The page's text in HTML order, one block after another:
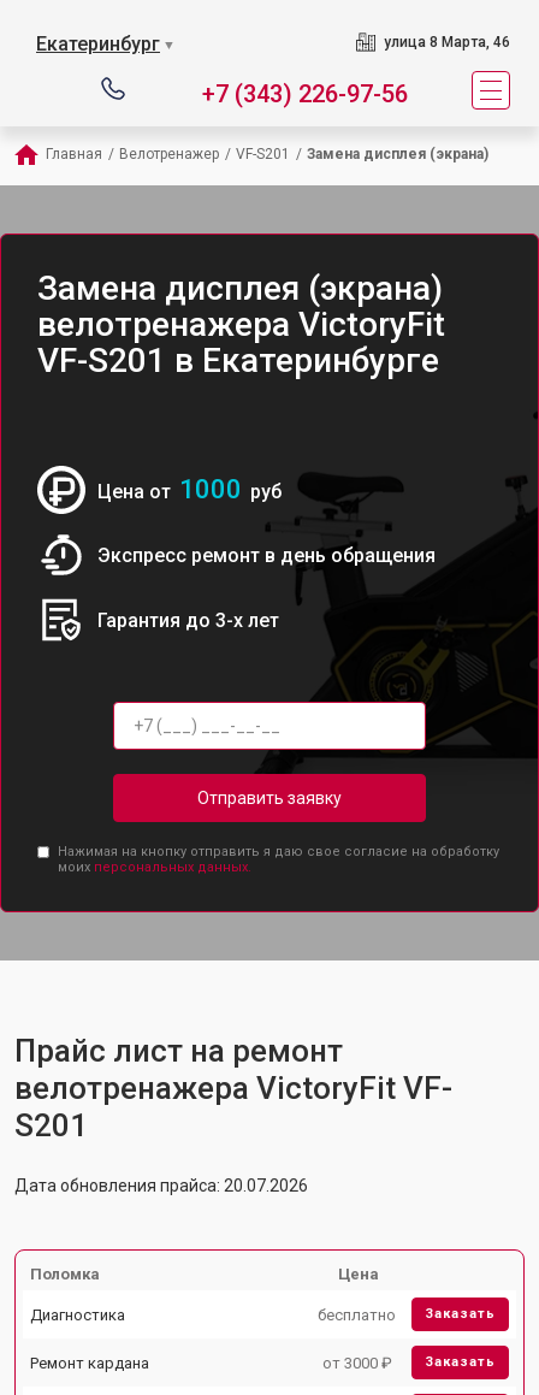
Екатеринбург ▼ улица 8 Марта, 46
+7 (343) 226-97-56
Главная / Велотренажер / VF-S201 / Замена дисплея (экрана)
Замена дисплея (экрана)
велотренажера VictoryFit
VF-S201 в Екатеринбурге
Цена от 1000 руб
Экспресс ремонт в день обращения
Гарантия до 3-х лет
Отправить заявку
Нажимая на кнопку отправить я даю свое согласие на обработку
моих персональных данных.
Прайс лист на ремонт
велотренажера VictoryFit VF-
S201
Дата обновления прайса: 20.07.2026
Поломка Цена
Диагностика бесплатно Заказать
Ремонт кардана от 3000 ₽ Заказать